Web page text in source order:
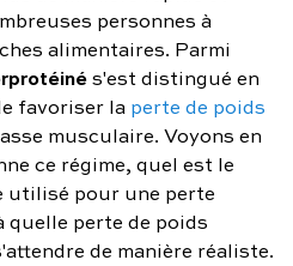
personnes à
alimentaires. Parmi
s'est distingué en
favoriser la perte de poids
musculaire. Voyons en
ce régime, quel est le
utilisé pour une perte
quelle perte de poids
de manière réaliste.